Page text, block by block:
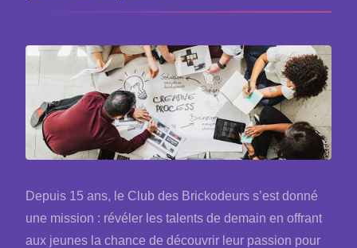
Depuis 15 ans, le Club des Brickodeurs s’est donné
une mission : révéler les talents de demain en offrant
aux jeunes la chance de découvrir leur passion pour